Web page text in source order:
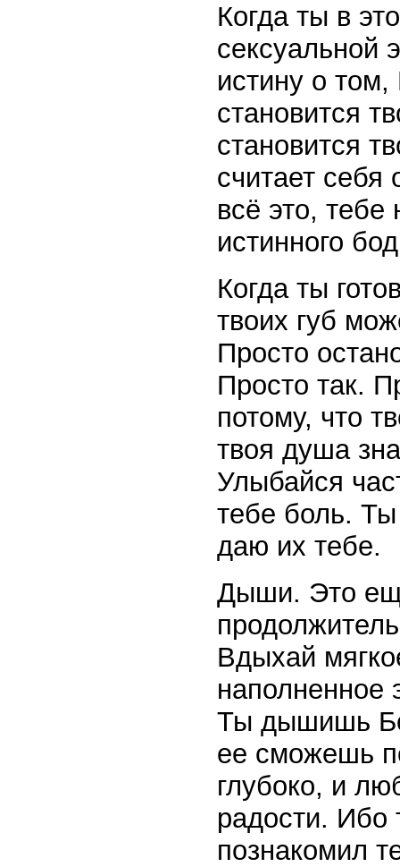
Когда ты в
сексуальной
истину о
становится
становится
считает себя
всё это, тебе
истинного
Когда ты
твоих губ
Просто
Просто так.
потому, что
твоя душа
Улыбайся
тебе боль.
даю их тебе.
Дыши. Это
Вдыхай
наполненное
Ты дышишь
ее сможешь
глубоко, и
радости. Ибо
познакомил